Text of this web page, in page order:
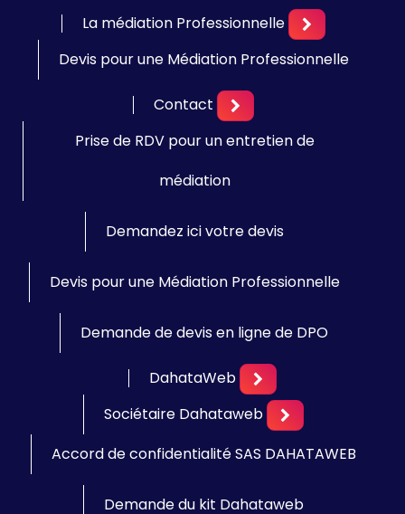
La médiation Professionnelle
Devis pour une Médiation Professionnelle
Contact
Prise de RDV pour un entretien de
médiation
Demandez ici votre devis
Devis pour une Médiation Professionnelle
Demande de devis en ligne de DPO
DahataWeb
Sociétaire Dahataweb
Accord de confidentialité SAS DAHATAWEB
Demande du kit Dahataweb